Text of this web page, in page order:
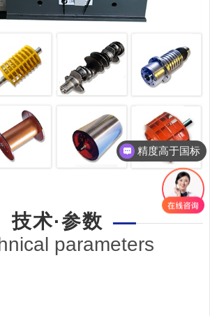
技术·参数
parameters
精度高于国标